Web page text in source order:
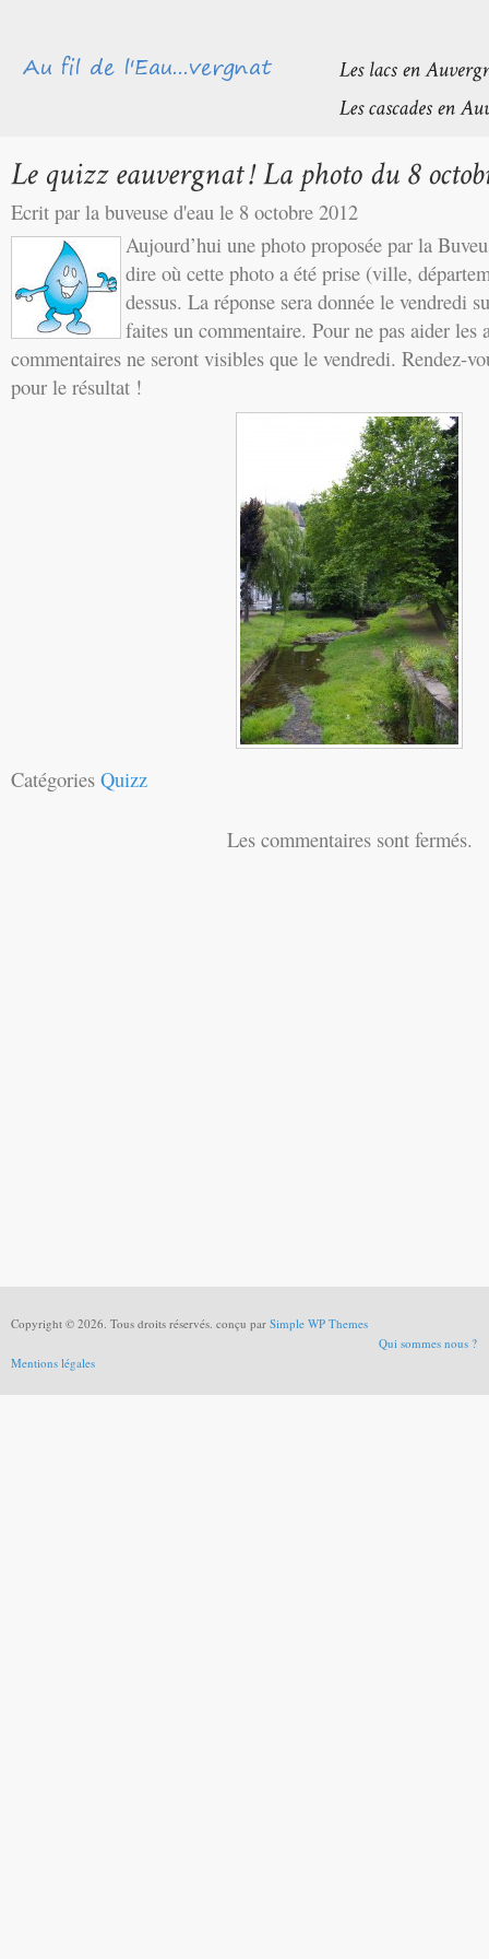
Ecrit par la buveuse d'eau le 8 octobre 2012
Aujourd’hui une photo proposée par la
dire où cette photo a été prise (ville,
dessus. La réponse sera donnée le vendredi
faites un commentaire. Pour ne pas aider les
commentaires ne seront visibles que le vendredi. Rendez-
pour le résultat !
Catégories Quizz
Les commentaires sont fermés.
Copyright © 2026. Tous droits réservés. conçu par Simple WP Themes
Qui sommes nous ?
Mentions légales